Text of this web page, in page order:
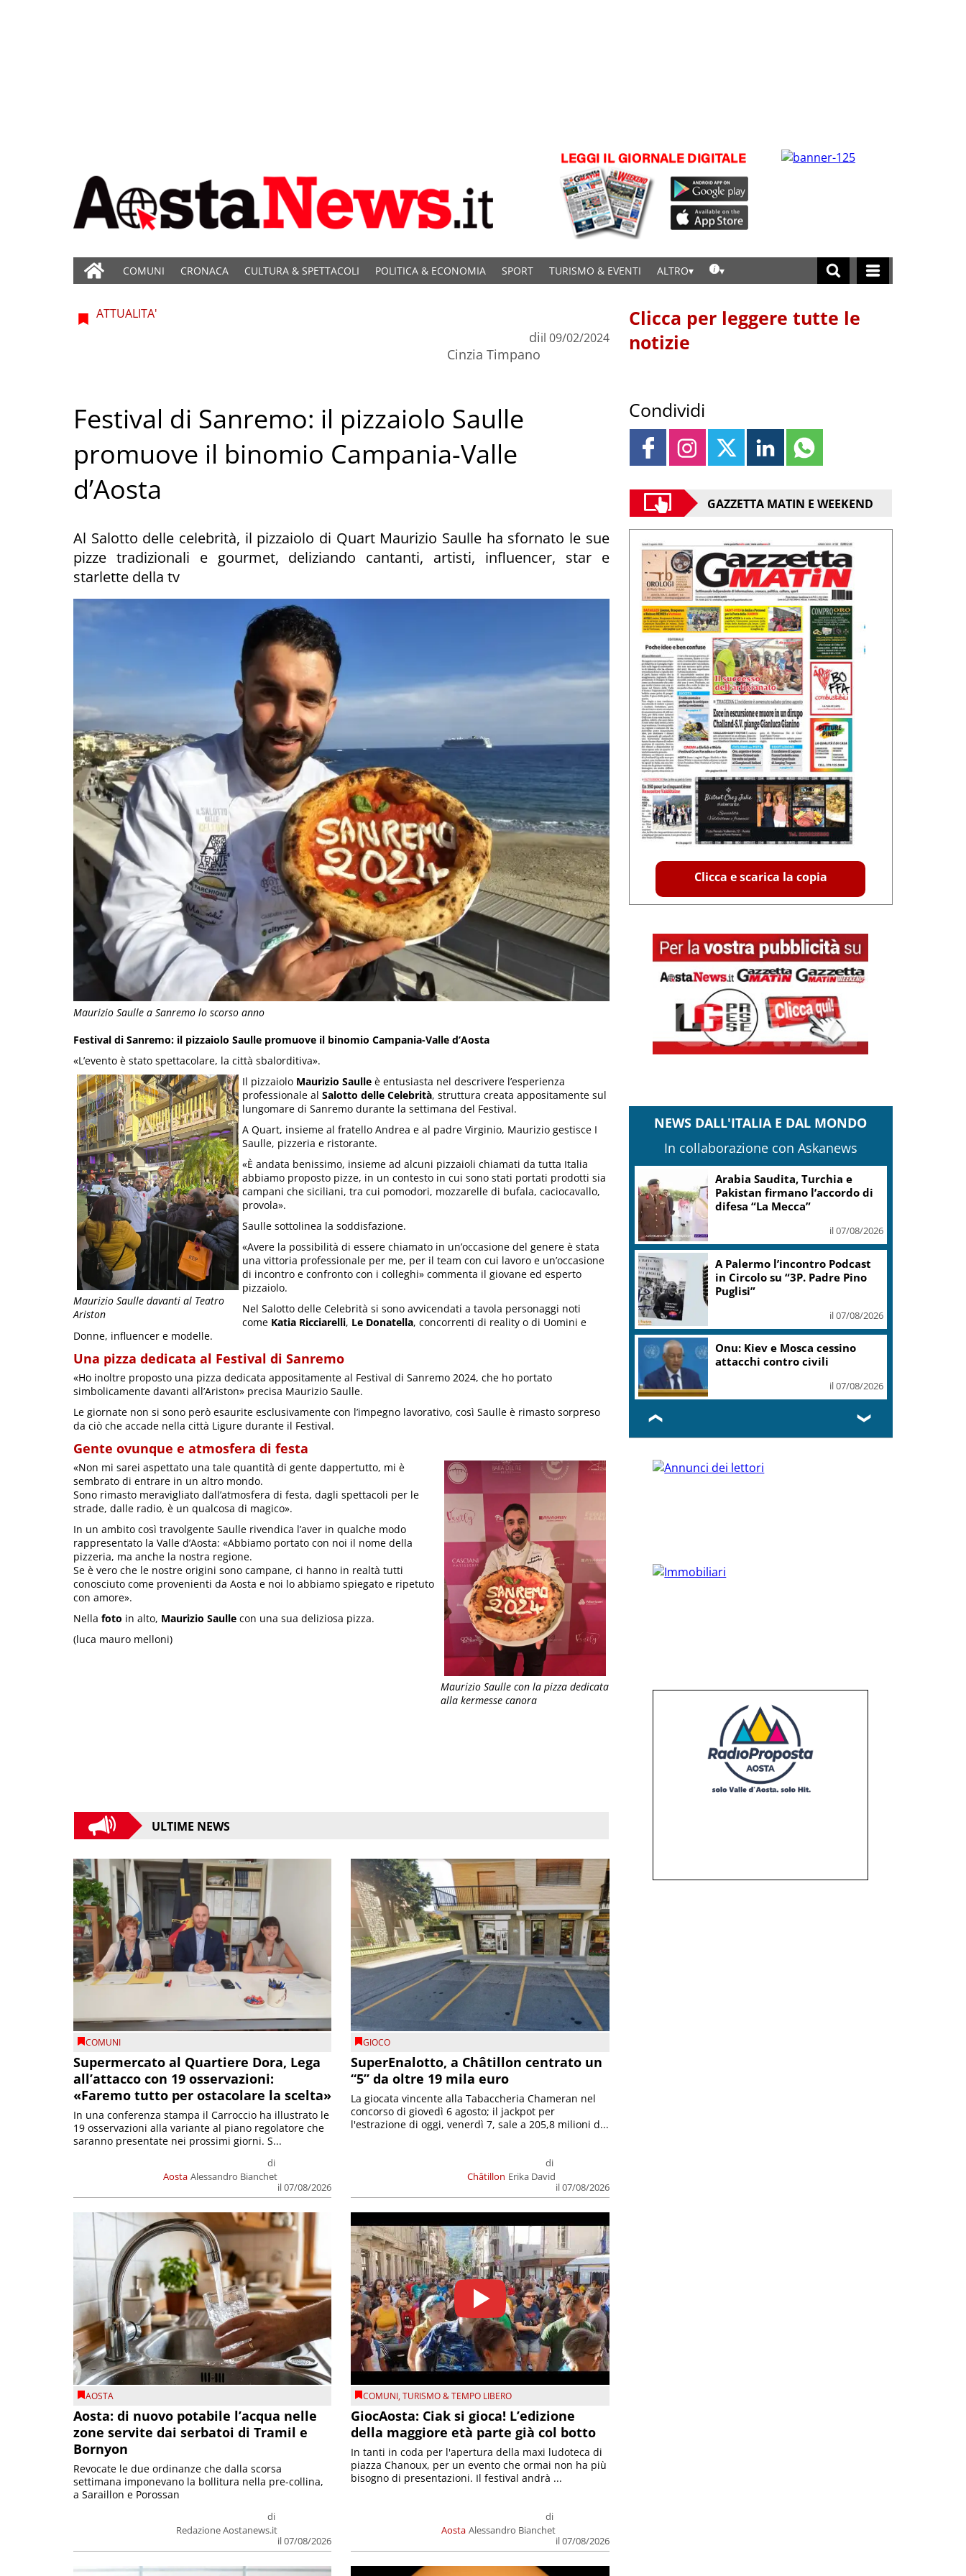
COMUNI CRONACA CULTURA & SPETTACOLI POLITICA & ECONOMIA SPORT TURISMO & EVENTI ALTRO
Maurizio Saulle a Sanremo lo scorso anno
ATTUALITA'
di
Cinzia Timpano
il 09/02/2024
Festival di Sanremo: il pizzaiolo Saulle
promuove il binomio Campania-Valle
d’Aosta
Al Salotto delle celebrità, il pizzaiolo di Quart Maurizio Saulle ha sfornato le sue
pizze tradizionali e gourmet, deliziando cantanti, artisti, influencer, star e
starlette della tv
Festival di Sanremo: il pizzaiolo Saulle promuove il binomio Campania-Valle d’Aosta
«L’evento è stato spettacolare, la città sbalorditiva».
Maurizio Saulle davanti al Teatro
Ariston
Il pizzaiolo Maurizio Saulle è entusiasta nel descrivere l’esperienza
professionale al Salotto delle Celebrità, struttura creata appositamente sul
lungomare di Sanremo durante la settimana del Festival.
A Quart, insieme al fratello Andrea e al padre Virginio, Maurizio gestisce I
Saulle, pizzeria e ristorante.
«È andata benissimo, insieme ad alcuni pizzaioli chiamati da tutta Italia
abbiamo proposto pizze, in un contesto in cui sono stati portati prodotti sia
campani che siciliani, tra cui pomodori, mozzarelle di bufala, caciocavallo,
provola».
Saulle sottolinea la soddisfazione.
«Avere la possibilità di essere chiamato in un’occasione del genere è stata
una vittoria professionale per me, per il team con cui lavoro e un’occasione
di incontro e confronto con i colleghi» commenta il giovane ed esperto
pizzaiolo.
Nel Salotto delle Celebrità si sono avvicendati a tavola personaggi noti
come Katia Ricciarelli, Le Donatella, concorrenti di reality o di Uomini e
Donne, influencer e modelle.
Una pizza dedicata al Festival di Sanremo
«Ho inoltre proposto una pizza dedicata appositamente al Festival di Sanremo 2024, che ho portato
simbolicamente davanti all’Ariston» precisa Maurizio Saulle.
Le giornate non si sono però esaurite esclusivamente con l’impegno lavorativo, così Saulle è rimasto sorpreso
da ciò che accade nella città Ligure durante il Festival.
Gente ovunque e atmosfera di festa
Maurizio Saulle con la pizza dedicata
alla kermesse canora
«Non mi sarei aspettato una tale quantità di gente dappertutto, mi è
sembrato di entrare in un altro mondo.
Sono rimasto meravigliato dall’atmosfera di festa, dagli spettacoli per le
strade, dalle radio, è un qualcosa di magico».
In un ambito così travolgente Saulle rivendica l’aver in qualche modo
rappresentato la Valle d’Aosta: «Abbiamo portato con noi il nome della
pizzeria, ma anche la nostra regione.
Se è vero che le nostre origini sono campane, ci hanno in realtà tutti
conosciuto come provenienti da Aosta e noi lo abbiamo spiegato e ripetuto
con amore».
Nella foto in alto, Maurizio Saulle con una sua deliziosa pizza.
(luca mauro melloni)
ULTIME NEWS
COMUNI
Supermercato al Quartiere Dora, Lega
all’attacco con 19 osservazioni:
«Faremo tutto per ostacolare la scelta»
Aosta
di
Alessandro Bianchet
il 07/08/2026
In una conferenza stampa il Carroccio ha illustrato le
19 osservazioni alla variante al piano regolatore che
saranno presentate nei prossimi giorni. S...
GIOCO
SuperEnalotto, a Châtillon centrato un
“5” da oltre 19 mila euro
Châtillon
di
Erika David
il 07/08/2026
La giocata vincente alla Tabaccheria Chameran nel
concorso di giovedì 6 agosto; il jackpot per
l'estrazione di oggi, venerdì 7, sale a 205,8 milioni d...
AOSTA
Aosta: di nuovo potabile l’acqua nelle
zone servite dai serbatoi di Tramil e
Bornyon
di
Redazione Aostanews.it
il 07/08/2026
Revocate le due ordinanze che dalla scorsa
settimana imponevano la bollitura nella pre-collina,
a Saraillon e Porossan
COMUNI,TURISMO & TEMPO LIBERO
GiocAosta: Ciak si gioca! L’edizione
della maggiore età parte già col botto
Aosta
di
Alessandro Bianchet
il 07/08/2026
In tanti in coda per l'apertura della maxi ludoteca di
piazza Chanoux, per un evento che ormai non ha più
bisogno di presentazioni. Il festival andrà ...
Clicca per leggere tutte le
notizie
Condividi
GAZZETTA MATIN E WEEKEND
Clicca e scarica la copia
NEWS DALL'ITALIA E DAL MONDO
In collaborazione con Askanews
Arabia Saudita, Turchia e
Pakistan firmano l’accordo di
difesa “La Mecca”
il 07/08/2026
A Palermo l’incontro Podcast
in Circolo su “3P. Padre Pino
Puglisi”
il 07/08/2026
Onu: Kiev e Mosca cessino
attacchi contro civili
il 07/08/2026
❮ ❯